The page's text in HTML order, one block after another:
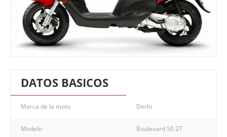
DATOS BASICOS
Marca de la moto Derbi
Modelo Boulevard 50 2T